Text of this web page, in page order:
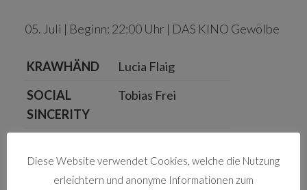
05. Juli | Beginn: 22:00 Uhr | DAS KINO Gewölbe
KRAWHÄND
Lucia Flaig
SOCIAL
SINCERITY
Tobias Frei
Diese Website verwendet Cookies, welche die Nutzung
erleichtern und anonyme Informationen zum